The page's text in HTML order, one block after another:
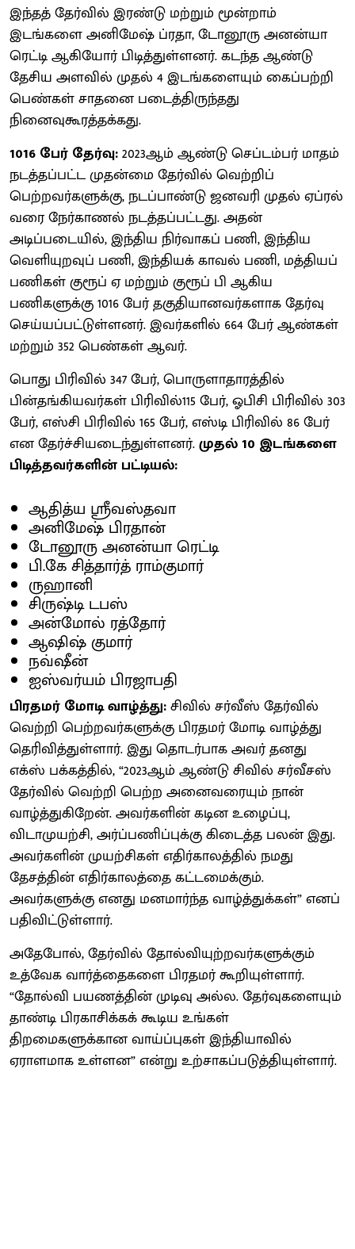
இந்தத் தேர்வில் இரண்டு மற்றும் மூன்றாம்
இடங்களை அனிமேஷ் ப்ரதா, டோனூரு அனன்யா
ரெட்டி ஆகியோர் பிடித்துள்ளனர். கடந்த ஆண்டு
தேசிய அளவில் முதல் 4 இடங்களையும் கைப்பற்றி
பெண்கள் சாதனை படைத்திருந்தது
நினைவுகூரத்தக்கது.
1016 பேர் தேர்வு:2023ஆம் ஆண்டு செப்டம்பர் மாதம்
நடத்தப்பட்ட முதன்மை தேர்வில் வெற்றிப்
பெற்றவர்களுக்கு, நடப்பாண்டு ஜனவரி முதல் ஏப்ரல்
வரை நேர்காணல் நடத்தப்பட்டது. அதன்
அடிப்படையில், இந்திய நிர்வாகப் பணி, இந்திய
வெளியுறவுப் பணி, இந்தியக் காவல் பணி, மத்தியப்
பணிகள் குரூப் ஏ மற்றும் குரூப் பி ஆகிய
பணிகளுக்கு 1016 பேர் தகுதியானவர்களாக தேர்வு
செய்யப்பட்டுள்ளனர். இவர்களில் 664 பேர் ஆண்கள்
மற்றும் 352 பெண்கள் ஆவர்.
பொது பிரிவில் 347 பேர், பொருளாதாரத்தில்
பின்தங்கியவர்கள் பிரிவில்115 பேர், ஓபிசி பிரிவில் 303
பேர், எஸ்சி பிரிவில் 165 பேர், எஸ்டி பிரிவில் 86 பேர்
என தேர்ச்சியடைந்துள்ளனர்.முதல் 10 இடங்களை
பிடித்தவர்களின் பட்டியல்:
ஆதித்ய ஸ்ரீவஸ்தவா
அனிமேஷ் பிரதான்
டோனூரு அனன்யா ரெட்டி
பி.கே சித்தார்த் ராம்குமார்
ருஹானி
சிருஷ்டி டபஸ்
அன்மோல் ரத்தோர்
ஆஷிஷ் குமார்
நவ்ஷீன்
ஐஸ்வர்யம் பிரஜாபதி
பிரதமர் மோடி வாழ்த்து:சிவில் சர்வீஸ் தேர்வில்
வெற்றி பெற்றவர்களுக்கு பிரதமர் மோடி வாழ்த்து
தெரிவித்துள்ளார். இது தொடர்பாக அவர் தனது
எக்ஸ் பக்கத்தில், “2023ஆம் ஆண்டு சிவில் சர்வீசஸ்
தேர்வில் வெற்றி பெற்ற அனைவரையும் நான்
வாழ்த்துகிறேன். அவர்களின் கடின உழைப்பு,
விடாமுயற்சி, அர்ப்பணிப்புக்கு கிடைத்த பலன் இது.
அவர்களின் முயற்சிகள் எதிர்காலத்தில் நமது
தேசத்தின் எதிர்காலத்தை கட்டமைக்கும்.
அவர்களுக்கு எனது மனமார்ந்த வாழ்த்துக்கள்” எனப்
பதிவிட்டுள்ளார்.
அதேபோல், தேர்வில் தோல்வியுற்றவர்களுக்கும்
உத்வேக வார்த்தைகளை பிரதமர் கூறியுள்ளார்.
“தோல்வி பயணத்தின் முடிவு அல்ல. தேர்வுகளையும்
தாண்டி பிரகாசிக்கக் கூடிய உங்கள்
திறமைகளுக்கான வாய்ப்புகள் இந்தியாவில்
ஏராளமாக உள்ளன” என்று உற்சாகப்படுத்தியுள்ளார்.